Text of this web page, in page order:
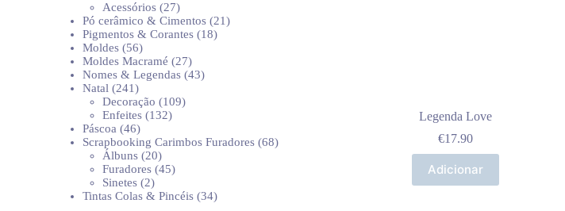
Legenda Love
€17.90
Adicionar
produtos
Acessórios 2727
produtos
Pó cerâmico & Cimentos 2121
Pigmentos & Corantes 1818
Moldes 5656
produtos
Moldes Macramé 2727
produtos
Nomes & Legendas 4343
Natal 241241
produtos
Decoração 109109
Enfeites 132132
Páscoa 4646
produtos
Scrapbooking Carimbos Furadores 6868
Álbuns 2020
produtos
Furadores 4545
Sinetes 22
produtos
Tintas Colas & Pincéis 3434